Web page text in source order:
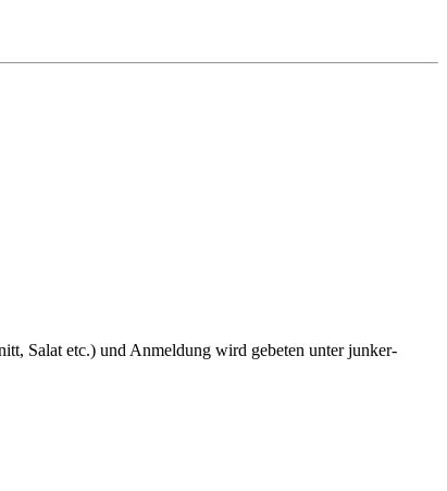
Salat etc.) und Anmeldung wird gebeten unter junker-